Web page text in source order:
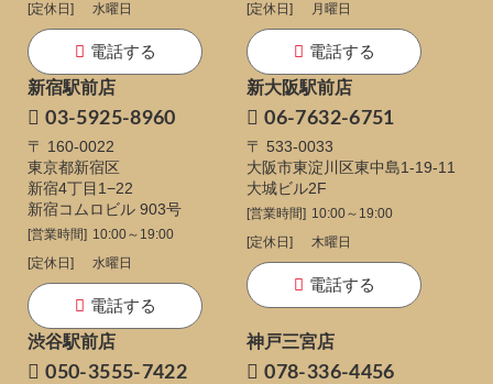
[定休日]
水曜日
電話する
[定休日]
月曜日
電話する
新宿駅前店
03-5925-8960
〒 160-0022
東京都新宿区
新宿4丁目1−22
新宿コムロビル 903号
[営業時間] 10:00～19:00
[定休日]
水曜日
電話する
新大阪駅前店
06-7632-6751
〒 533-0033
大阪市東淀川区東中島1-19-11
大城ビル2F
[営業時間] 10:00～19:00
[定休日]
木曜日
電話する
渋谷駅前店
050-3555-7422
神戸三宮店
078-336-4456